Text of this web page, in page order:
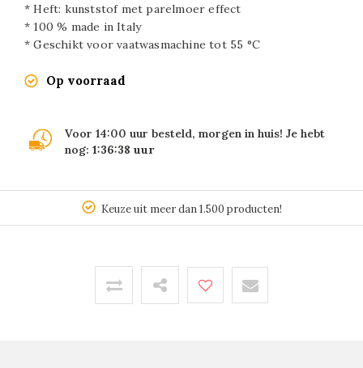
* Heft: kunststof met parelmoer effect
* 100 % made in Italy
* Geschikt voor vaatwasmachine tot 55 °C
Op voorraad
Voor 14:00 uur besteld, morgen in huis! Je hebt
nog: 1:36:38 uur
Keuze uit meer dan 1.500 producten!